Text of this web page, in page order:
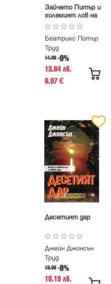
Зайчето Питър и
големият лов на
Великденски яйца
- книжка с
капачета
Беатрикс Потър
Труд
14.99 -9%
13.64 лв.
6.97€
Десетият дар
Джейн Джонсън
Труд
19.99 -9%
18.19 лв.